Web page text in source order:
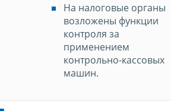
На налоговые органы
возложены функции
контроля за
применением
контрольно-кассовых
машин.